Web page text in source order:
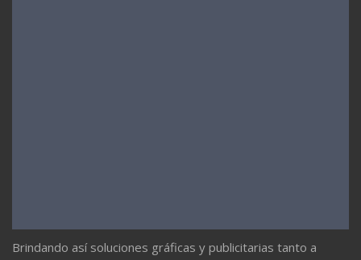
Brindando así soluciones gráficas y publicitarias tanto a